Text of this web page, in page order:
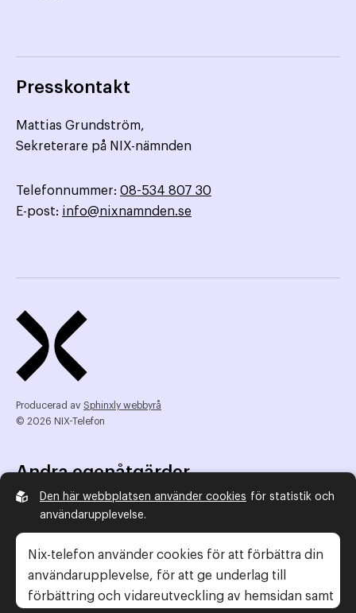
Presskontakt
Mattias Grundström,
Sekreterare på NIX-nämnden
Telefonnummer: 08-534 807 30
E-post: info@nixnamnden.se
Producerad av Sphinxly webbyrå
© 2026 NIX-Telefon
Andra egenåtgärder
NIX Telefon
NIX addresserat
Reklamombudsmannen
Konsumentverket
Den här webbplatsen använder cookies för statistik och
användarupplevelse.
Nix-telefon använder cookies för att förbättra din
användarupplevelse, för att ge underlag till
förbättring och vidareutveckling av hemsidan samt